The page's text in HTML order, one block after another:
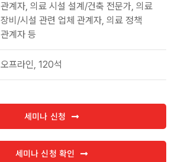
관계자, 의료 시설 설계/건축 전문가, 의료
장비/시설 관련 업체 관계자, 의료 정책
관계자 등
오프라인, 120석
세미나 신청
세미나 신청 확인